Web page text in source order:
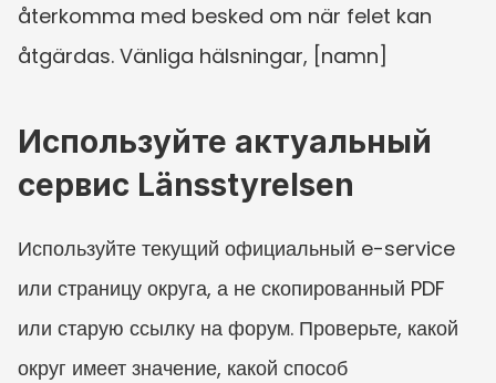
återkomma med besked om när felet kan
åtgärdas. Vänliga hälsningar, [namn]
Используйте актуальный
сервис Länsstyrelsen
Используйте текущий официальный e-service
или страницу округа, а не скопированный PDF
или старую ссылку на форум. Проверьте, какой
округ имеет значение, какой способ